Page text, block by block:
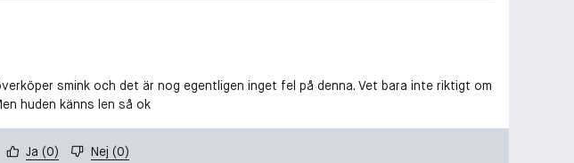
smink och det är nog egentligen inget fel på denna. Vet bara inte riktigt om
huden känns len så ok
Ja (0) Nej (0)